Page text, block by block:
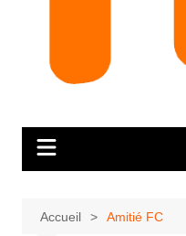
Accueil Amitié FC